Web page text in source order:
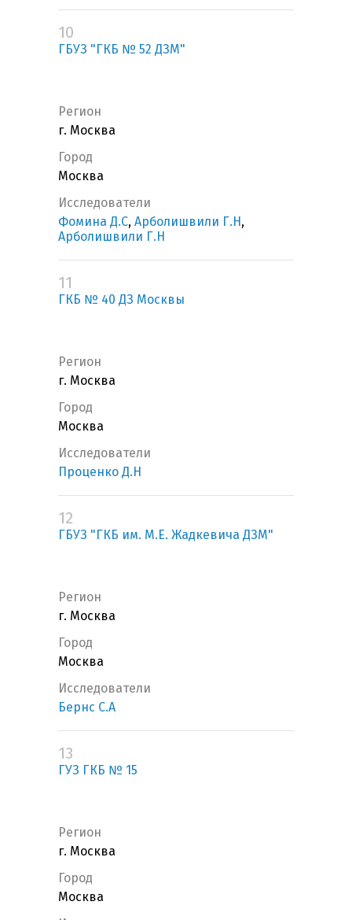
10
ГБУЗ "ГКБ № 52 ДЗМ"
Регион
г. Москва
Город
Москва
Исследователи
Фомина Д.С, Арболишвили Г.Н ,
Арболишвили Г.Н
11
ГКБ № 40 ДЗ Москвы
Регион
г. Москва
Город
Москва
Исследователи
Проценко Д.Н
12
ГБУЗ "ГКБ им. М.Е. Жадкевича ДЗМ"
Регион
г. Москва
Город
Москва
Исследователи
Бернс С.А
13
ГУЗ ГКБ № 15
Регион
г. Москва
Город
Москва